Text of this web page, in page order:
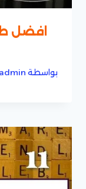
افضل
بواسطة admin